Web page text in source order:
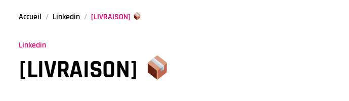
Accueil Linkedin [LIVRAISON]
Linkedin
[LIVRAISON]